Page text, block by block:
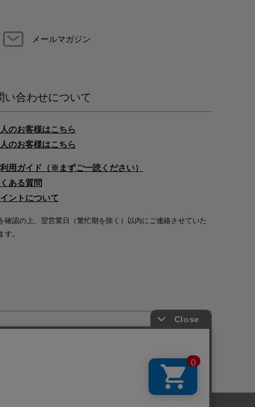
メールマガジン
い合わせについて
のお客様はこちら
のお客様はこちら
用ガイド（※まずご一読ください）
ある質問
ントについて
確認の上、翌営業日（繁忙期を除く）以内にご連絡させていた
す。